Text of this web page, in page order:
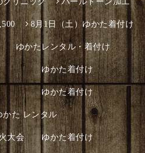
8月1日（土）ゆかた着付け
たレンタル・着付け
会 ゆかた着付け
ゆかた着付け
かた レンタル
火大会 ゆかた着付け